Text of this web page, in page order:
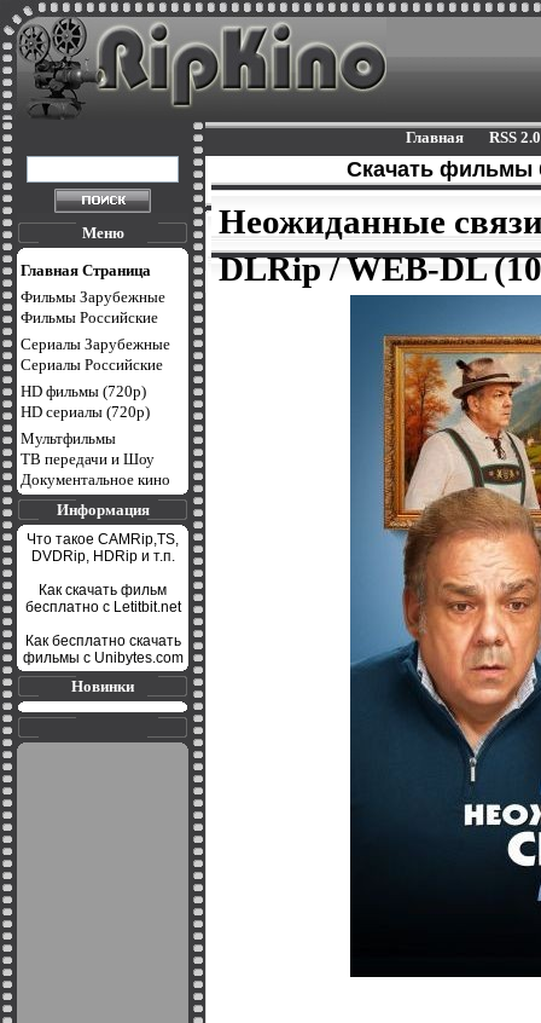
Главная RSS 2.0
Меню
Главная Страница
Фильмы Зарубежные
Фильмы Российские
Сериалы Зарубежные
Сериалы Российские
HD фильмы (720p)
HD сериалы (720p)
Мультфильмы
ТВ передачи и Шоу
Документальное кино
Информация
Что такое CAMRip,TS,
DVDRip, HDRip и т.п.
Как скачать фильм
бесплатно с Letitbit.net
Как бесплатно скачать
фильмы с Unibytes.com
Новинки
Cкачать фильмы
Неожиданные
DLRip / WEB-DL